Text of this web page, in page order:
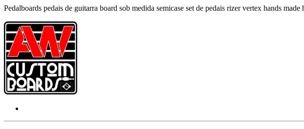
Pedalboards pedais de guitarra board sob medida semicase set de pedais rizer vertex hands